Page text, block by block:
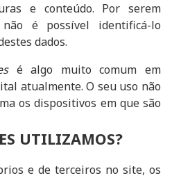
e conteúdo. Por serem
é possível identificá-lo
dados.
é algo muito comum em
atualmente. O seu uso não
os dispositivos em que são
UTILIZAMOS?
e de terceiros no site, os